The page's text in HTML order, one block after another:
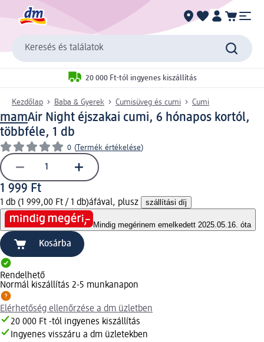
Keresés és találatok
20 000 Ft-tól ingyenes kiszállítás
Kezdőlap Baba & Gyerek Cumisüveg és cumi Cumi
mamAir Night éjszakai cumi, 6 hónapos kortól,
többféle, 1 db
0 (Termék értékelése)
1 999 Ft
1 db (1 999,00 Ft / 1 db)áfával, plusz szállítási díj
Mindig megérinem emelkedett 2025.05.16. óta
Kosárba
Rendelhető
Normál kiszállítás 2-5 munkanapon
Elérhetőség ellenőrzése a dm üzletben
20 000 Ft -tól ingyenes kiszállítás
Ingyenes visszáru a dm üzletekben